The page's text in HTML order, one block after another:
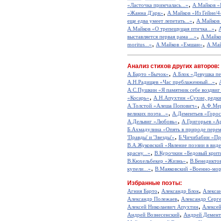
«Ласточка примчалась...», А.Майков
«Жанна Д'арк», А.Майков «Из Гейне/
еще едва умеет лепетать...», А.Майков
А.Майков «О трепещущая птичка...»,
выставляется первая рама ...»,
moritus...», А.Майков «Емшан»,
Анализ стихов других авторов:
А.Барто «Бычок», А.Блок «Девушка
А.Н.Радищев «Час преблаженный...»,
А.С.Пушкин «Я памятник себе
«Косарь», А.Н.Апухтин «Сухие,
А.Толстой «Алеша Попович»,
великих поэта...», А.Дементьев
А.Дельвиг «Любовь», А.Григорьев
Б.Ахмадулина «Опять в природе
'Правды' и 'Звезды'», Б.Чичибабин
В.А.Жуковский «Явление поэзии в
красну...», В.Курочкин «Бедовый
В.Кюхельбекер «Жизнь»,
купели...», В.Маяковский «Военно-
Избранные поэты:
Агния Барто, Александр Блок,
Александр Полежаев, Александр
Алексей Николаевич Апухтин,
Андрей Вознесенский, Андрей